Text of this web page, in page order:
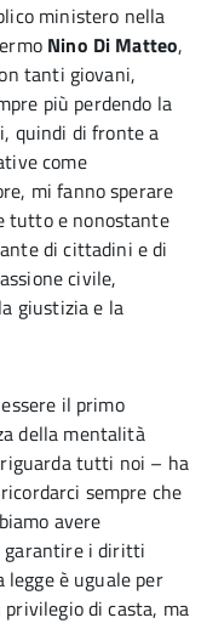
ministero nella
Nino Di Matteo,
tanti giovani,
più perdendo la
quindi di fronte a
come
mi fanno sperare
tutto e nonostante
di cittadini e di
civile,
giustizia e la
il primo
della mentalità
tutti noi – ha
sempre che
avere
garantire i diritti
è uguale per
di casta, ma